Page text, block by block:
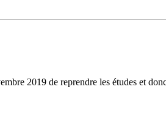
2019 de reprendre les études et